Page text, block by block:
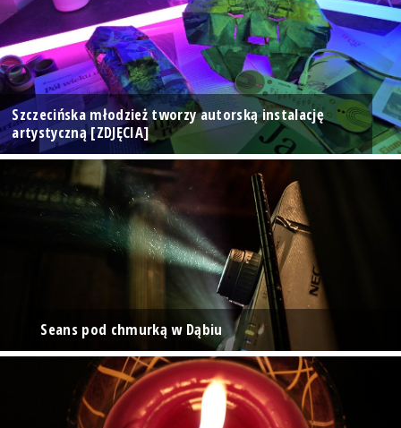
Szczecińska młodzież tworzy autorską instalację
artystyczną [ZDJĘCIA]
Seans pod chmurką w Dąbiu